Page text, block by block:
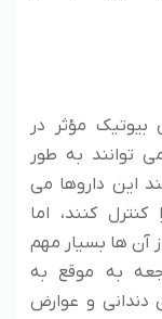
بیوتیک مؤثر در
توانند به طور
این داروها می
کنند، اما
آن ها بسیار مهم
به موقع به
دندانی و عوارض